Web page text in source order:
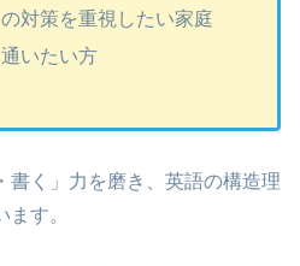
対策を重視したい家庭
いたい方
書く」力を磨き、英語の構造理
す。